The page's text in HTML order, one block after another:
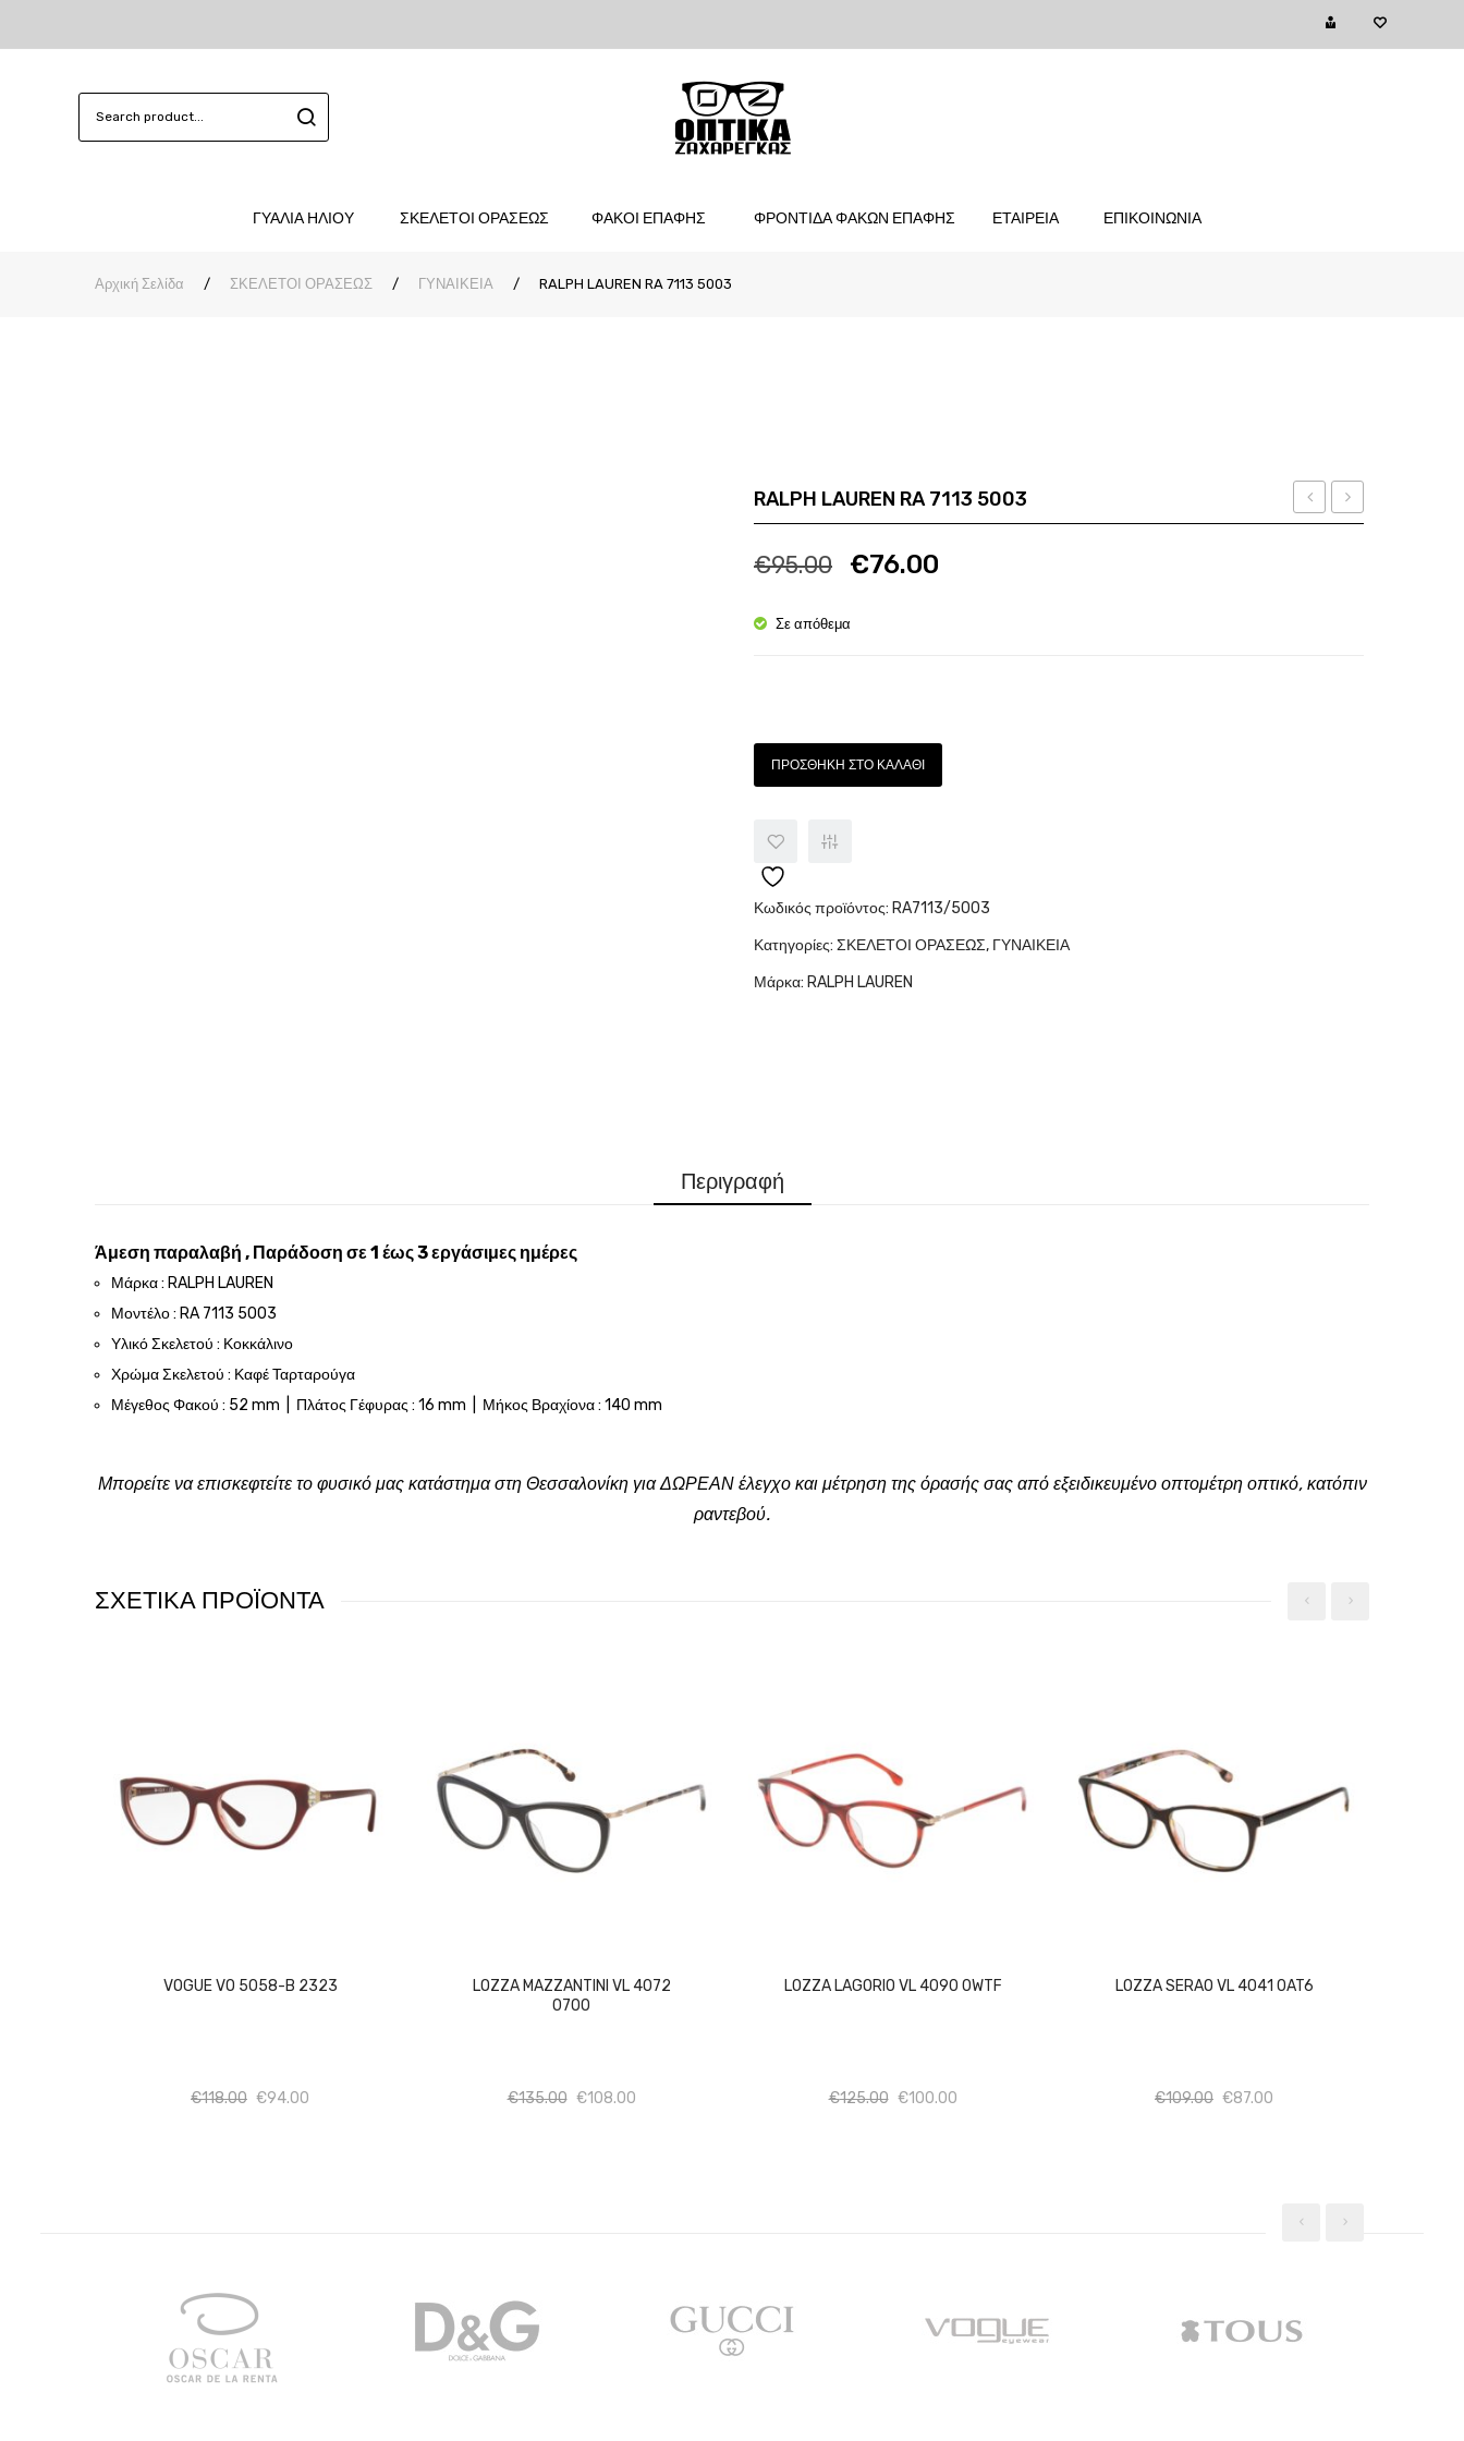
ΓΥΑΛΙΑ ΗΛΙΟΥ ΣΚΕΛΕΤΟΙ ΟΡΑΣΕΩΣ ΦΑΚΟΙ ΕΠΑΦΗΣ ΦΡΟΝΤΙΔΑ ΦΑΚΩΝ ΕΠΑΦΗΣ ΕΤΑΙΡΕΙΑ ΕΠΙΚΟΙΝΩΝΙΑ
Αρχική Σελίδα / ΣΚΕΛΕΤΟΙ ΟΡΑΣΕΩΣ / ΓΥΝΑΙΚΕΙΑ / RALPH LAUREN RA 7113 5003
Ban EXCHANGE
RALPH LAUREN RA 7113 5003
€95.00 Ποσότητα
€76.00
Σε απόθεμα
ΠΡΟΣΘΉΚΗ ΣΤΟ ΚΑΛΆΘΙ
Κωδικός προϊόντος: RA7113/5003
Κατηγορίες: ΣΚΕΛΕΤΟΙ ΟΡΑΣΕΩΣ, ΓΥΝΑΙΚΕΙΑ
Μάρκα: RALPH LAUREN
Περιγραφή
Άμεση παραλαβή , Παράδοση σε 1 έως 3 εργάσιμες ημέρες
Μάρκα : RALPH LAUREN
Μοντέλο : RA 7113 5003
Υλικό Σκελετού : Κοκκάλινο
Χρώμα Σκελετού : Καφέ Ταρταρούγα
Μέγεθος Φακού : 52 mm | Πλάτος Γέφυρας : 16 mm | Μήκος Βραχίονα : 140 mm
Μπορείτε να επισκεφτείτε το φυσικό μας κατάστημα στη Θεσσαλονίκη για ΔΩΡΕΑΝ έλεγχο και μέτρηση της όρασής σας από εξειδικευμένο οπτομέτρη οπτικό, κατόπιν
ραντεβού.
ΣΧΕΤΙΚΑ ΠΡΟΪΟΝΤΑ
VOGUE VO 5058-B 2323
€118.00 Ποσότητα
€94.00
LOZZA MAZZANTINI VL 4072
0700
€135.00 Ποσότητα
€108.00Ποσότητα
LOZZA LAGORIO VL 4090 0WTF
€125.00 Ποσότητα
€100.00Ποσότητα
LOZZA SERAO VL 4041 0AT6
€109.00 Ποσότητα
€87.00